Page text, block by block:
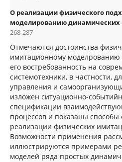
О реализации физического
моделированию динамических
268-287
Отмечаются достоинства
имитационному моделрованию
его востребованность на
системотехники, в частности,
управления и
изложен ситуационно-
спецификации
процессов и показаны способы
реализации физических
Возможности применения
иллюстрируются примерами
моделей ряда простых